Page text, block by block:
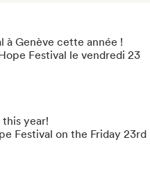
à Genève cette année !
Festival le vendredi 23
year!
Festival on the Friday 23rd